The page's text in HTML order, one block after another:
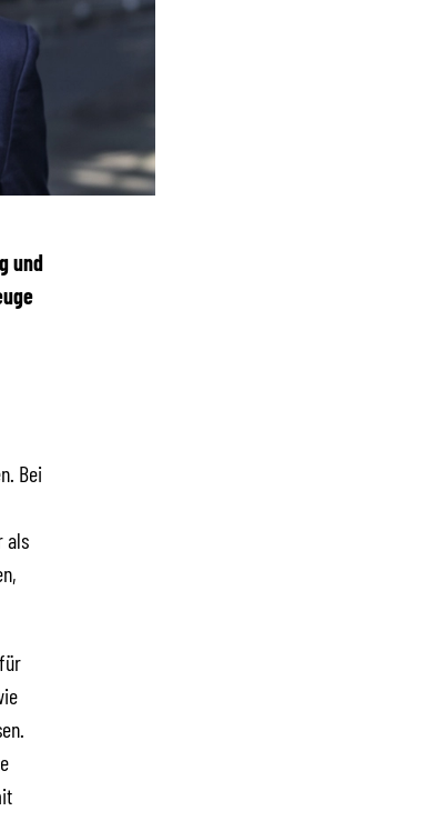
und
Bei
als